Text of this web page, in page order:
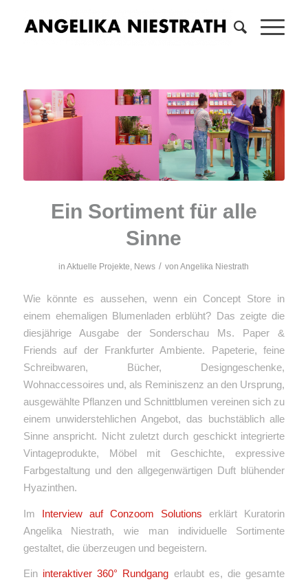
Ein Sortiment für alle
Sinne
inAktuelle Projekte, News / vonAngelika Niestrath
Wie könnte es aussehen, wenn ein Concept Store in
einem ehemaligen Blumenladen erblüht? Das zeigte die
diesjährige Ausgabe der Sonderschau Ms. Paper &
Friends auf der Frankfurter Ambiente. Papeterie, feine
Schreibwaren, Bücher, Designgeschenke,
Wohnaccessoires und, als Reminiszenz an den Ursprung,
ausgewählte Pflanzen und Schnittblumen vereinen sich zu
einem unwiderstehlichen Angebot, das buchstäblich alle
Sinne anspricht. Nicht zuletzt durch geschickt integrierte
Vintageprodukte, Möbel mit Geschichte, expressive
Farbgestaltung und den allgegenwärtigen Duft blühender
Hyazinthen.
Im Interview auf Conzoom Solutions erklärt Kuratorin
Angelika Niestrath, wie man individuelle Sortimente
gestaltet, die überzeugen und begeistern.
Ein interaktiver 360° Rundgang erlaubt es, die gesamte